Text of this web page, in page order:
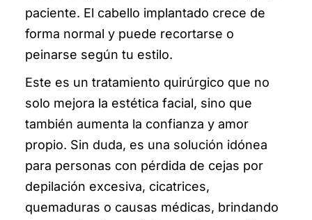
paciente. El cabello implantado crece de
forma normal y puede recortarse o
peinarse según tu estilo.
Este es un tratamiento quirúrgico que no
solo mejora la estética facial, sino que
también aumenta la confianza y amor
propio. Sin duda, es una solución idónea
para personas con pérdida de cejas por
depilación excesiva, cicatrices,
quemaduras o causas médicas, brindando